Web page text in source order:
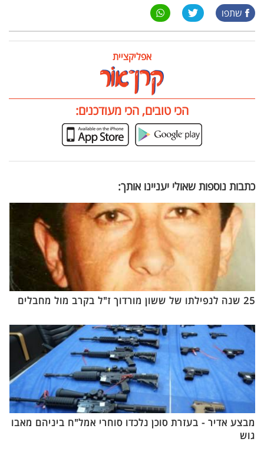
שתפו
אפליקציית
הכי טובים, הכי מעודכנים:
כתבות נוספות שאולי יעניינו אותך:
25 שנה לנפילתו של ששון מורדוך ז"ל בקרב מול מחבלים
מבצע אדיר - בעזרת סוכן נלכדו סוחרי אמל"ח ביניהם מאבו
גוש